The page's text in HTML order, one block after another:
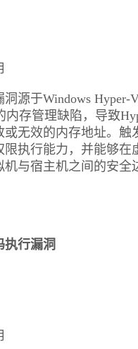
源于Windows
内存管理缺陷，导致
无效的内存地址。
执行能力，并能够在
与宿主机之间的安全
执行漏洞